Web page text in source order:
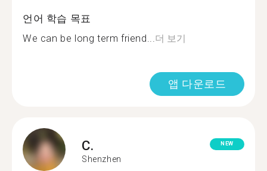
언어 학습 목표
We can be long term friend...더 보기
앱 다운로드
C.
Shenzhen
NEW